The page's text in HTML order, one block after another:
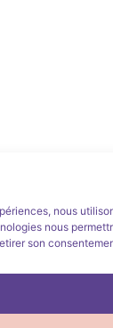
nous
nous
son